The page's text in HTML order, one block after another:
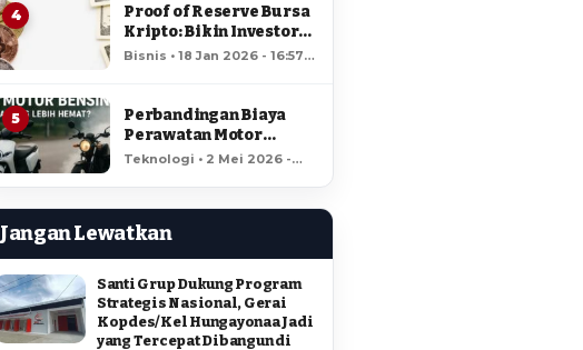
4
Proof of Reserve Bursa
Kripto: Bikin Investor
Kaya Raya?
Bisnis • 18 Jan 2026 - 16:57 •
5
Perbandingan Biaya
Perawatan Motor
Listrik dan Motor
Teknologi • 2 Mei 2026 -
Jangan Lewatkan
Santi Grup Dukung Program
Strategis Nasional, Gerai
Kopdes/Kel Hungayonaa Jadi
yang Tercepat Dibangun di